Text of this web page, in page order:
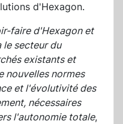
d'Hexagon.
faire d'Hexagon et
secteur du
existants et
nouvelles normes
et l'évolutivité des
nécessaires
l'autonomie totale,